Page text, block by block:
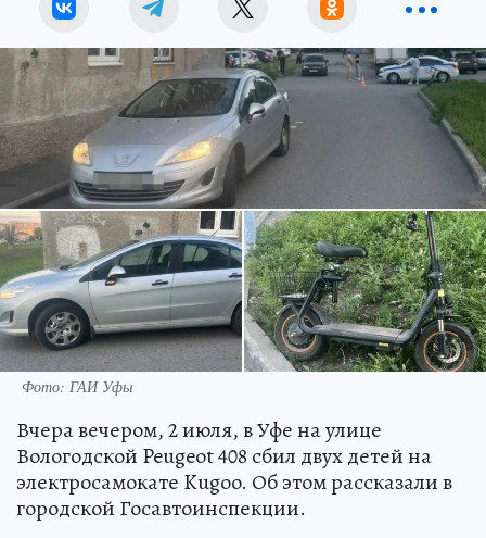
Фото: ГАИ Уфы
Вчера вечером, 2 июля, в Уфе на улице
Вологодской Peugeot 408 сбил двух детей на
электросамокате Kugoo. Об этом рассказали в
городской Госавтоинспекции.